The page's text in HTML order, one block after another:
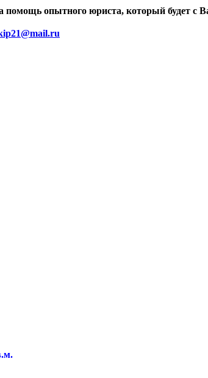
помощь опытного юриста, который будет с